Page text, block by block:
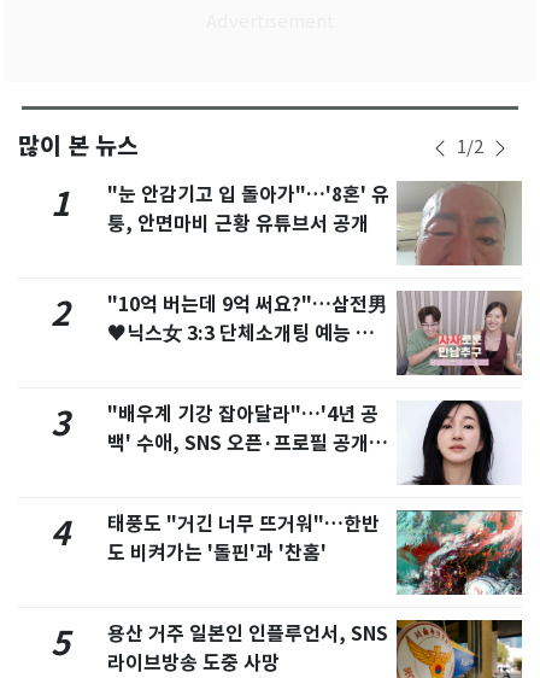
많이 본 뉴스 1/2
1
"눈 안감기고 입 돌아가"…'8혼' 유
퉁, 안면마비 근황 유튜브서 공개
2
"10억 버는데 9억 써요?"…삼전男
♥닉스女 3:3 단체소개팅 예능 화
3
"배우계 기강 잡아달라"…'4년 공
백' 수애, SNS 오픈·프로필 공개
4
태풍도 "거긴 너무 뜨거워"…한반
도 비켜가는 '돌핀'과 '찬홈'
5
용산 거주 일본인 인플루언서, SNS
라이브방송 도중 사망